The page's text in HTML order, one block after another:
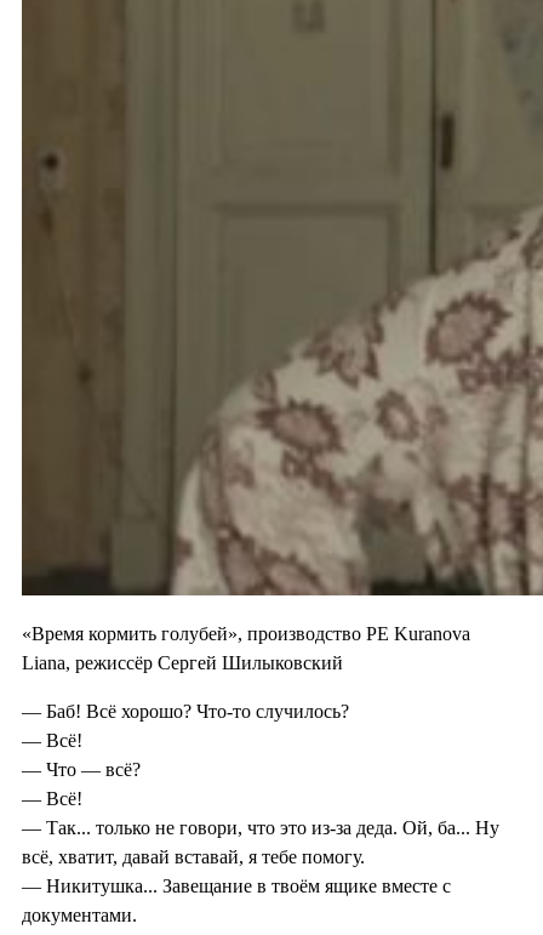
«Время кормить голубей», производство PE Kuranova
Liana, режиссёр Сергей Шилыковский
— Баб! Всё хорошо? Что-то случилось?
— Всё!
— Что — всё?
— Всё!
— Так... только не говори, что это из-за деда. Ой, ба... Ну
всё, хватит, давай вставай, я тебе помогу.
— Никитушка... Завещание в твоём ящике вместе с
документами.